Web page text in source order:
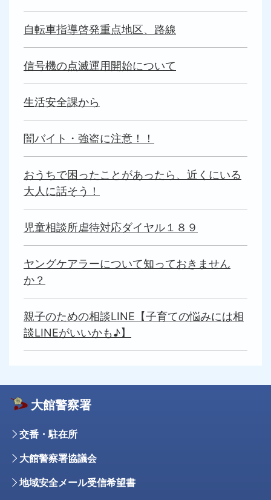
自転車指導啓発重点地区、路線
信号機の点滅運用開始について
生活安全課から
闇バイト・強盗に注意！！
おうちで困ったことがあったら、近くにいる
大人に話そう！
児童相談所虐待対応ダイヤル１８９
ヤングケアラーについて知っておきません
か？
親子のための相談LINE【子育ての悩みには相
談LINEがいいかも♪】
大館警察署
交番・駐在所
大館警察署協議会
地域安全メール受信希望書